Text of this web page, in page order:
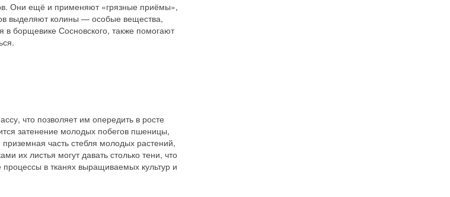
Они ещё и применяют «грязные приёмы»,
выделяют колины — особые вещества,
борщевике Сосновского, также помогают
что позволяет им опередить в росте
затенение молодых побегов пшеницы,
часть стебля молодых растений,
их листья могут давать столько тени, что
в тканях выращиваемых культур и